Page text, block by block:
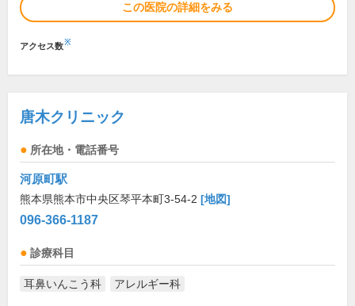
この医院の詳細をみる
アクセス数※
唐木クリニック
所在地・電話番号
河原町駅
熊本県熊本市中央区琴平本町3-54-2 [地図]
096-366-1187
診療科目
耳鼻いんこう科 アレルギー科